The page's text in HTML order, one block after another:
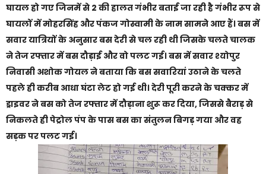
घायल हो गए जिनमें से 2 की हालत गंभीर बताई जा रही है गंभीर रूप से
घायलों में मोहरसिंह और पंकज गोस्वामी के नाम सामने आए हैं। बस में
सवार यात्रियों के अनुसार बस देरी से चल रही थी जिसके चलते चालक
ने तेज रफ्तार में बस दौड़ाई और वो पलट गई। बस में सवार श्योपुर
निवासी अशोक गोयल ने बताया कि बस सवारियां उठाने के चलते
पहले ही करीब आधा घंटा लेट हो गई थी। देरी पूरी करने के चक्कर में
ड्राइवर ने बस को तेज रफ्तार में दौड़ाना शुरू कर दिया, जिससे बैराड़ से
निकलते ही पेट्रोल पंप के पास बस का संतुलन बिगड़ गया और वह
सड़क पर पलट गई।